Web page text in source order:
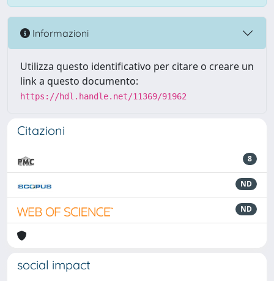
Informazioni
Utilizza questo identificativo per citare o creare un
link a questo documento:
https://hdl.handle.net/11369/91962
Citazioni
8
ND
ND
social impact